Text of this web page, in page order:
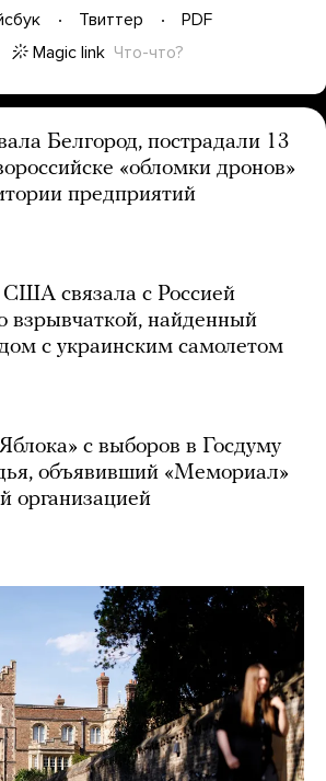
Твиттер
PDF
Magic link Что-что?
Белгород, пострадали 13
«обломки дронов»
предприятий
США связала с Россией
взрывчаткой, найденный
с украинским самолетом
с выборов в Госдуму
объявивший «Мемориал»
организацией